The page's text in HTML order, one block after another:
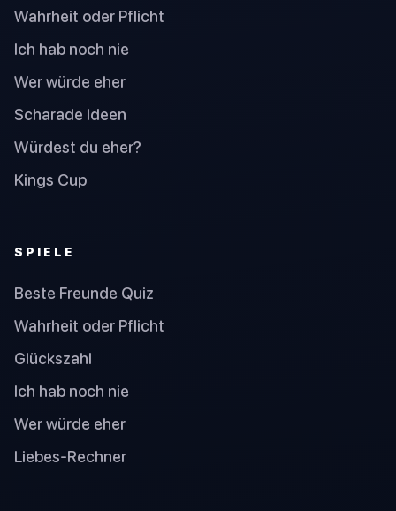
Wahrheit oder Pflicht
Ich hab noch nie
Wer würde eher
Scharade Ideen
Würdest du eher?
Kings Cup
SPIELE
Beste Freunde Quiz
Wahrheit oder Pflicht
Glückszahl
Ich hab noch nie
Wer würde eher
Liebes-Rechner